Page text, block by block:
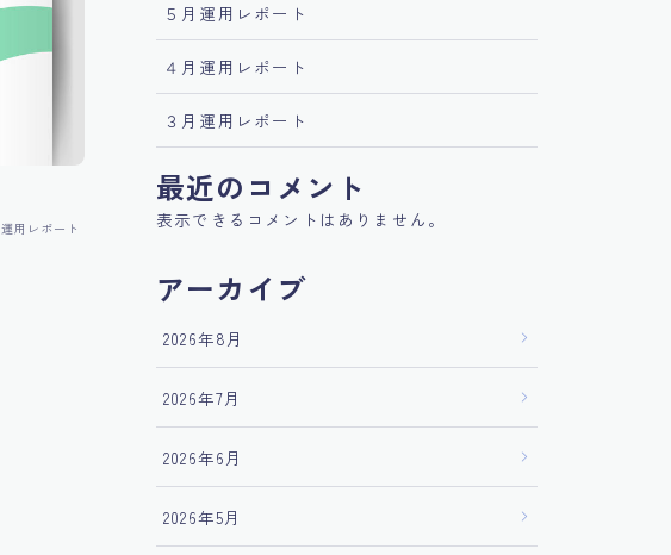
運用レポート
５月運用レポート
４月運用レポート
３月運用レポート
最近のコメント
表示できるコメントはありません。
アーカイブ
2026年8月
2026年7月
2026年6月
2026年5月